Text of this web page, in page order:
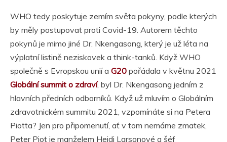
WHO tedy poskytuje zemím světa pokyny, podle kterých
by měly postupovat proti Covid-19. Autorem těchto
pokynů je mimo jiné Dr. Nkengasong, který je už léta na
výplatní listině neziskovek a think-tanků. Když WHO
společně s Evropskou unií a G20 pořádala v květnu 2021
Globální summit o zdraví, byl Dr. Nkengasong jedním z
hlavních předních odborníků. Když už mluvím o Globálním
zdravotnickém summitu 2021, vzpomínáte si na Petera
Piotta? Jen pro připomenutí, ať v tom nemáme zmatek,
Peter Piot je manželem Heidi Larsonové a šéf